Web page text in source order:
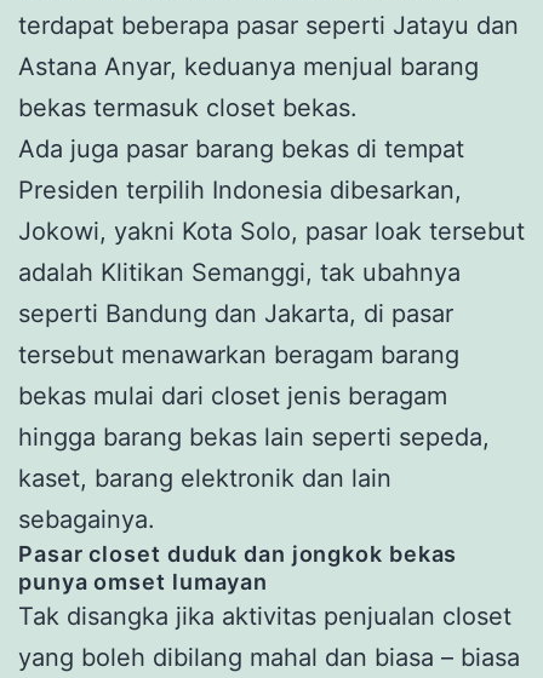
terdapat beberapa pasar seperti Jatayu dan
Astana Anyar, keduanya menjual barang
bekas termasuk closet bekas.
Ada juga pasar barang bekas di tempat
Presiden terpilih Indonesia dibesarkan,
Jokowi, yakni Kota Solo, pasar loak tersebut
adalah Klitikan Semanggi, tak ubahnya
seperti Bandung dan Jakarta, di pasar
tersebut menawarkan beragam barang
bekas mulai dari closet jenis beragam
hingga barang bekas lain seperti sepeda,
kaset, barang elektronik dan lain
sebagainya.
Pasar closet duduk dan jongkok bekas
punya omset lumayan
Tak disangka jika aktivitas penjualan closet
yang boleh dibilang mahal dan biasa – biasa